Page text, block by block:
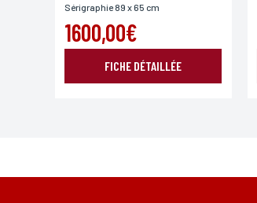
Sérigraphie 89 x 65 cm
1600,00€
FICHE DÉTAILLÉE